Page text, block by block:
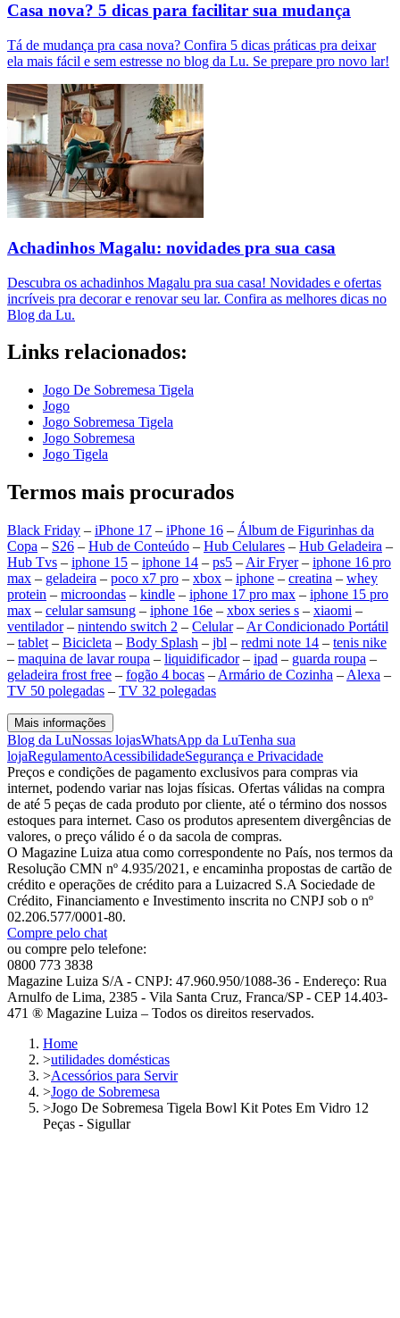
Casa nova? 5 dicas para facilitar sua mudança
Tá de mudança pra casa nova? Confira 5 dicas práticas pra deixar
ela mais fácil e sem estresse no blog da Lu. Se prepare pro novo lar!
Achadinhos Magalu: novidades pra sua casa
Descubra os achadinhos Magalu pra sua casa! Novidades e ofertas
incríveis pra decorar e renovar seu lar. Confira as melhores dicas no
Blog da Lu.
Links relacionados:
Jogo De Sobremesa Tigela
Jogo
Jogo Sobremesa Tigela
Jogo Sobremesa
Jogo Tigela
Termos mais procurados
Black Friday – iPhone 17 – iPhone 16 – Álbum de Figurinhas da
Copa – S26 – Hub de Conteúdo – Hub Celulares – Hub Geladeira –
Hub Tvs – iphone 15 – iphone 14 – ps5 – Air Fryer– iphone 16 pro
max – geladeira – poco x7 pro – xbox – iphone – creatina – whey
protein – microondas – kindle – iphone 17 pro max – iphone 15 pro
max – celular samsung – iphone 16e – xbox series s – xiaomi –
ventilador– nintendo switch 2 – Celular– Ar Condicionado Portátil
– tablet – Bicicleta – Body Splash – jbl – redmi note 14 – tenis nike
– maquina de lavar roupa – liquidificador– ipad – guarda roupa –
geladeira frost free – fogão 4 bocas – Armário de Cozinha – Alexa –
TV 50 polegadas – TV 32 polegadas
Mais informações
Blog da LuNossas lojasWhatsApp da LuTenha sua
lojaRegulamentoAcessibilidadeSegurança e Privacidade
Preços e condições de pagamento exclusivos para compras via
internet, podendo variar nas lojas físicas. Ofertas válidas na compra
de até 5 peças de cada produto por cliente, até o término dos nossos
estoques para internet. Caso os produtos apresentem divergências de
valores, o preço válido é o da sacola de compras.
O Magazine Luiza atua como correspondente no País, nos termos da
Resolução CMN nº 4.935/2021, e encaminha propostas de cartão de
crédito e operações de crédito para a Luizacred S.A Sociedade de
Crédito, Financiamento e Investimento inscrita no CNPJ sob o nº
02.206.577/0001-80.
Compre pelo chat
ou compre pelo telefone:
0800 773 3838
Magazine Luiza S/A - CNPJ: 47.960.950/1088-36 - Endereço: Rua
Arnulfo de Lima, 2385 - Vila Santa Cruz, Franca/SP - CEP 14.403-
471 ® Magazine Luiza – Todos os direitos reservados.
Home
>utilidades domésticas
>Acessórios para Servir
>Jogo de Sobremesa
>Jogo De Sobremesa Tigela Bowl Kit Potes Em Vidro 12
Peças - Sigullar